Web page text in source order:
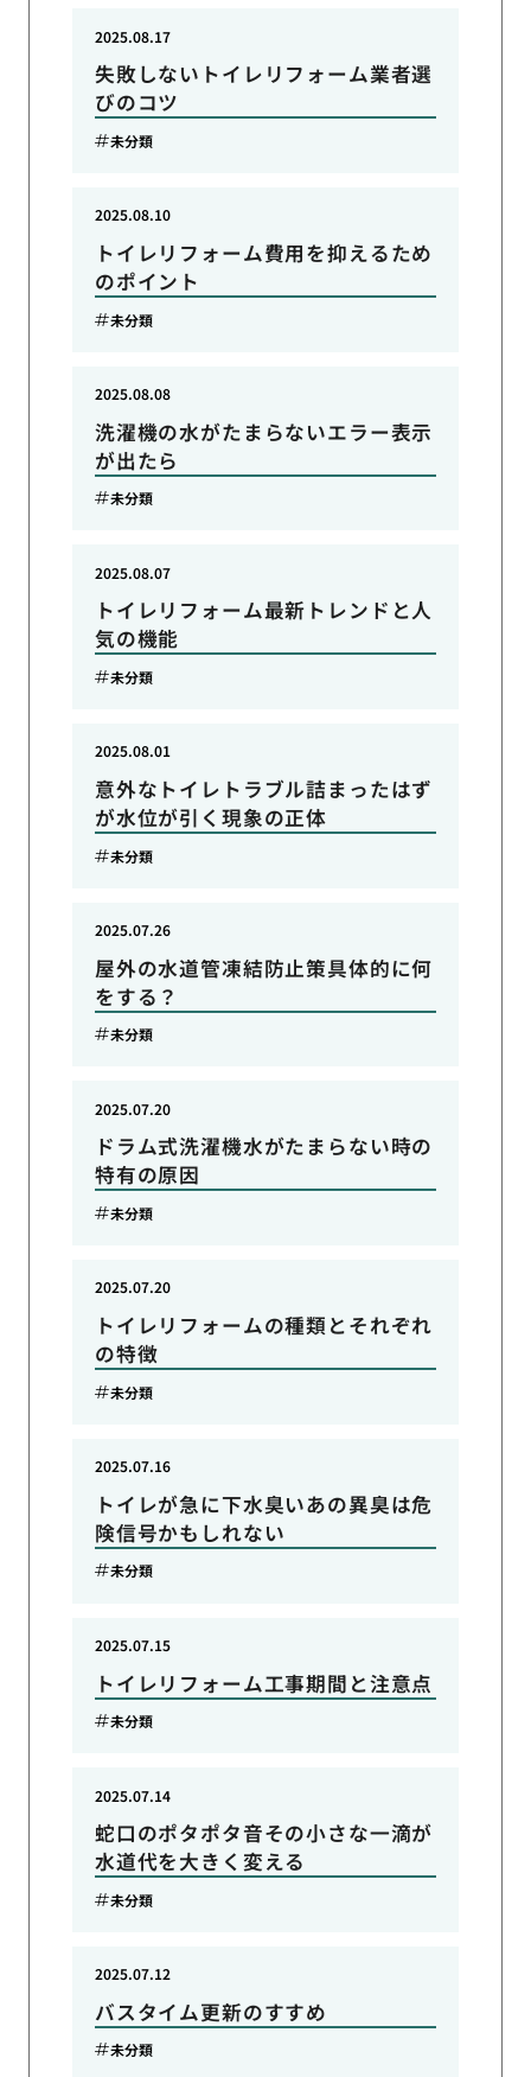
失敗しないトイレリフォーム業者選
びのコツ
2025.08.17
未分類
トイレリフォーム費用を抑えるため
のポイント
2025.08.10
未分類
洗濯機の水がたまらないエラー表示
が出たら
2025.08.08
未分類
トイレリフォーム最新トレンドと人
気の機能
2025.08.07
未分類
意外なトイレトラブル詰まったはず
が水位が引く現象の正体
2025.08.01
未分類
屋外の水道管凍結防止策具体的に何
をする？
2025.07.26
未分類
ドラム式洗濯機水がたまらない時の
特有の原因
2025.07.20
未分類
トイレリフォームの種類とそれぞれ
の特徴
2025.07.20
未分類
トイレが急に下水臭いあの異臭は危
険信号かもしれない
2025.07.16
未分類
トイレリフォーム工事期間と注意点
2025.07.15
未分類
蛇口のポタポタ音その小さな一滴が
水道代を大きく変える
2025.07.14
未分類
バスタイム更新のすすめ
2025.07.12
未分類